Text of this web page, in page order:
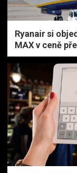
Ryanair si
MAX v ceně